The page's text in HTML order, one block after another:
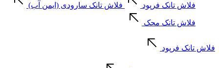
فلاش تانک فرپود فلاش تانک سارودی (ایمن آب)
فلاش تانک محک
فلاش تانک فرپود